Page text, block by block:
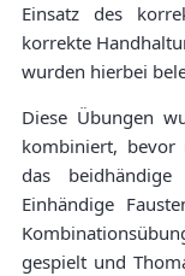
Einsatz des
korrekte
wurden hierbei
Diese Übungen
kombiniert,
das
Einhändige
gespielt und